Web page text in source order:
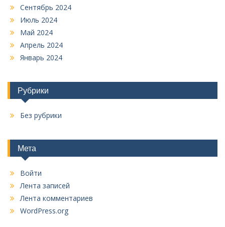
Сентябрь 2024
Июль 2024
Май 2024
Апрель 2024
Январь 2024
Рубрики
Без рубрики
Мета
Войти
Лента записей
Лента комментариев
WordPress.org